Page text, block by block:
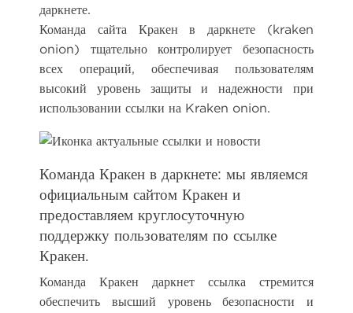
даркнете.
Команда сайта Кракен в даркнете (kraken
onion) тщательно контролирует безопасность
всех операций, обеспечивая пользователям
высокий уровень защиты и надежности при
использовании ссылки на Kraken onion.
Команда Кракен в даркнете: мы являемся
официальным сайтом Кракен и
предоставляем круглосуточную
поддержку пользователям по ссылке
Кракен.
Команда Кракен даркнет ссылка стремится
обеспечить высший уровень безопасности и